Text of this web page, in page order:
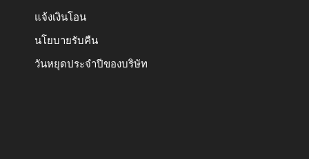
แจ้งเงินโอน
นโยบายรับคืน
วันหยุดประจำปีของบริษัท